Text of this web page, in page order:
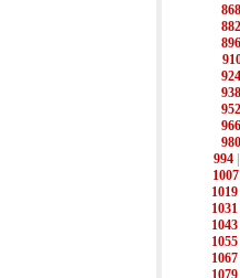
868
882
896
924
938
952
966
980
994
1007
1019
1031
1043
1055
1067
1079